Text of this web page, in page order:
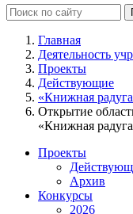
Главная
Деятельность
Проекты
Действующие
«Книжная
Открытие
«Книжная
Проекты
Архив
Конкурсы
2026